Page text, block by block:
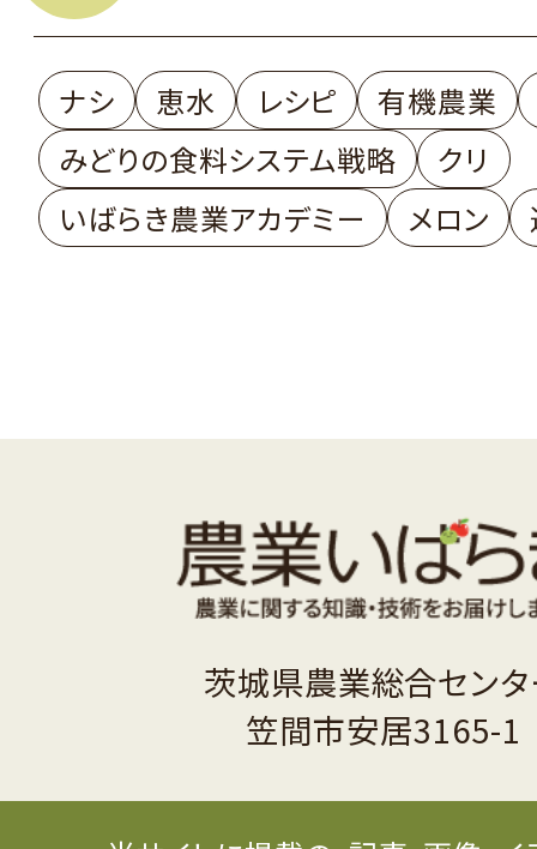
ナシ 恵水 レシピ
有機農業
みどりの食料システム戦略
クリ
いばらき農業アカデミー
メロン
茨城県農業総合セン
笠間市安居3165-1